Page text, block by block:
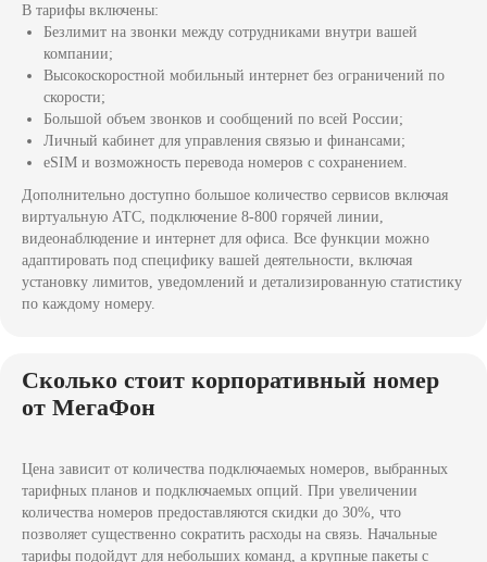
В тарифы включены:
Безлимит на звонки между сотрудниками внутри вашей
компании;
Высокоскоростной мобильный интернет без ограничений по
скорости;
Большой объем звонков и сообщений по всей России;
Личный кабинет для управления связью и финансами;
eSIM и возможность перевода номеров с сохранением.
Дополнительно доступно большое количество сервисов включая
виртуальную АТС, подключение 8-800 горячей линии,
видеонаблюдение и интернет для офиса. Все функции можно
адаптировать под специфику вашей деятельности, включая
установку лимитов, уведомлений и детализированную статистику
по каждому номеру.
Сколько стоит корпоративный номер
от МегаФон
Цена зависит от количества подключаемых номеров, выбранных
тарифных планов и подключаемых опций. При увеличении
количества номеров предоставляются скидки до 30%, что
позволяет существенно сократить расходы на связь. Начальные
тарифы подойдут для небольших команд, а крупные пакеты с